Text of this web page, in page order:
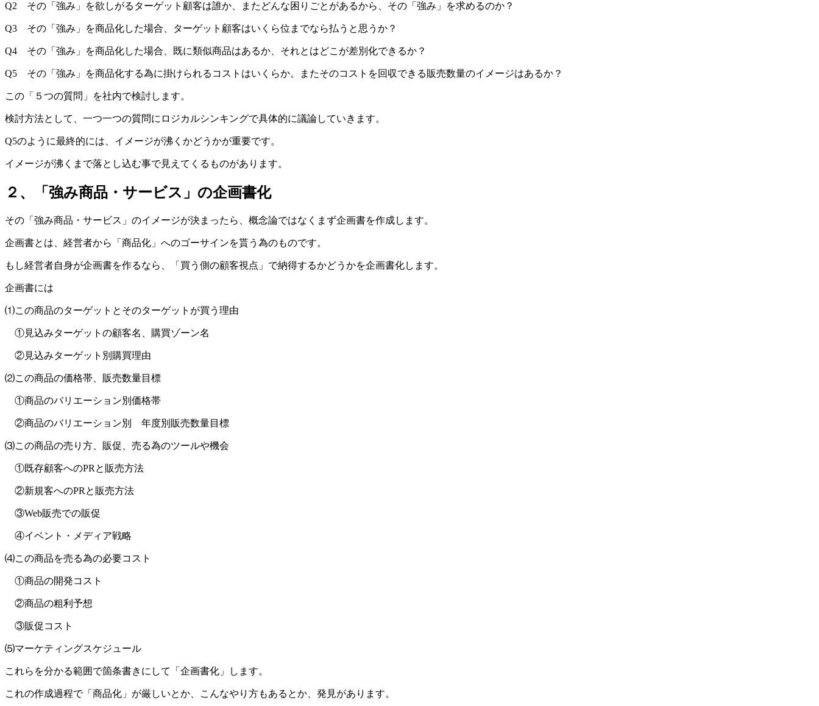
Q2 その「強み」を欲しがるターゲット顧客は誰か、またどんな困りごとがあるから、その「強み」を求めるのか？
Q3 その「強み」を商品化した場合、ターゲット顧客はいくら位までなら払うと思うか？
Q4 その「強み」を商品化した場合、既に類似商品はあるか、それとはどこが差別化できるか？
Q5 その「強み」を商品化する為に掛けられるコストはいくらか。またそのコストを回収できる販売数量のイメージはあるか？
この「５つの質問」を社内で検討します。
検討方法として、一つ一つの質問にロジカルシンキングで具体的に議論していきます。
Q5のように最終的には、イメージが沸くかどうかが重要です。
イメージが沸くまで落とし込む事で見えてくるものがあります。
２、「強み商品・サービス」の企画書化
その「強み商品・サービス」のイメージが決まったら、概念論ではなくまず企画書を作成します。
企画書とは、経営者から「商品化」へのゴーサインを貰う為のものです。
もし経営者自身が企画書を作るなら、「買う側の顧客視点」で納得するかどうかを企画書化します。
企画書には
⑴この商品のターゲットとそのターゲットが買う理由
①見込みターゲットの顧客名、購買ゾーン名
②見込みターゲット別購買理由
⑵この商品の価格帯、販売数量目標
①商品のバリエーション別価格帯
②商品のバリエーション別 年度別販売数量目標
⑶この商品の売り方、販促、売る為のツールや機会
①既存顧客へのPRと販売方法
②新規客へのPRと販売方法
③Web販売での販促
④イベント・メディア戦略
⑷この商品を売る為の必要コスト
①商品の開発コスト
②商品の粗利予想
③販促コスト
⑸マーケティングスケジュール
これらを分かる範囲で箇条書きにして「企画書化」します。
これの作成過程で「商品化」が厳しいとか、こんなやり方もあるとか、発見があります。